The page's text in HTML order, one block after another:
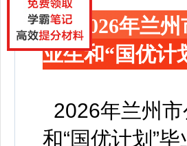
2026年兰
业生和“国优计
2026年兰州
和“国优计划”毕